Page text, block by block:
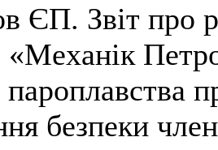
ЄП. Звіт про
«Механік
безпеки